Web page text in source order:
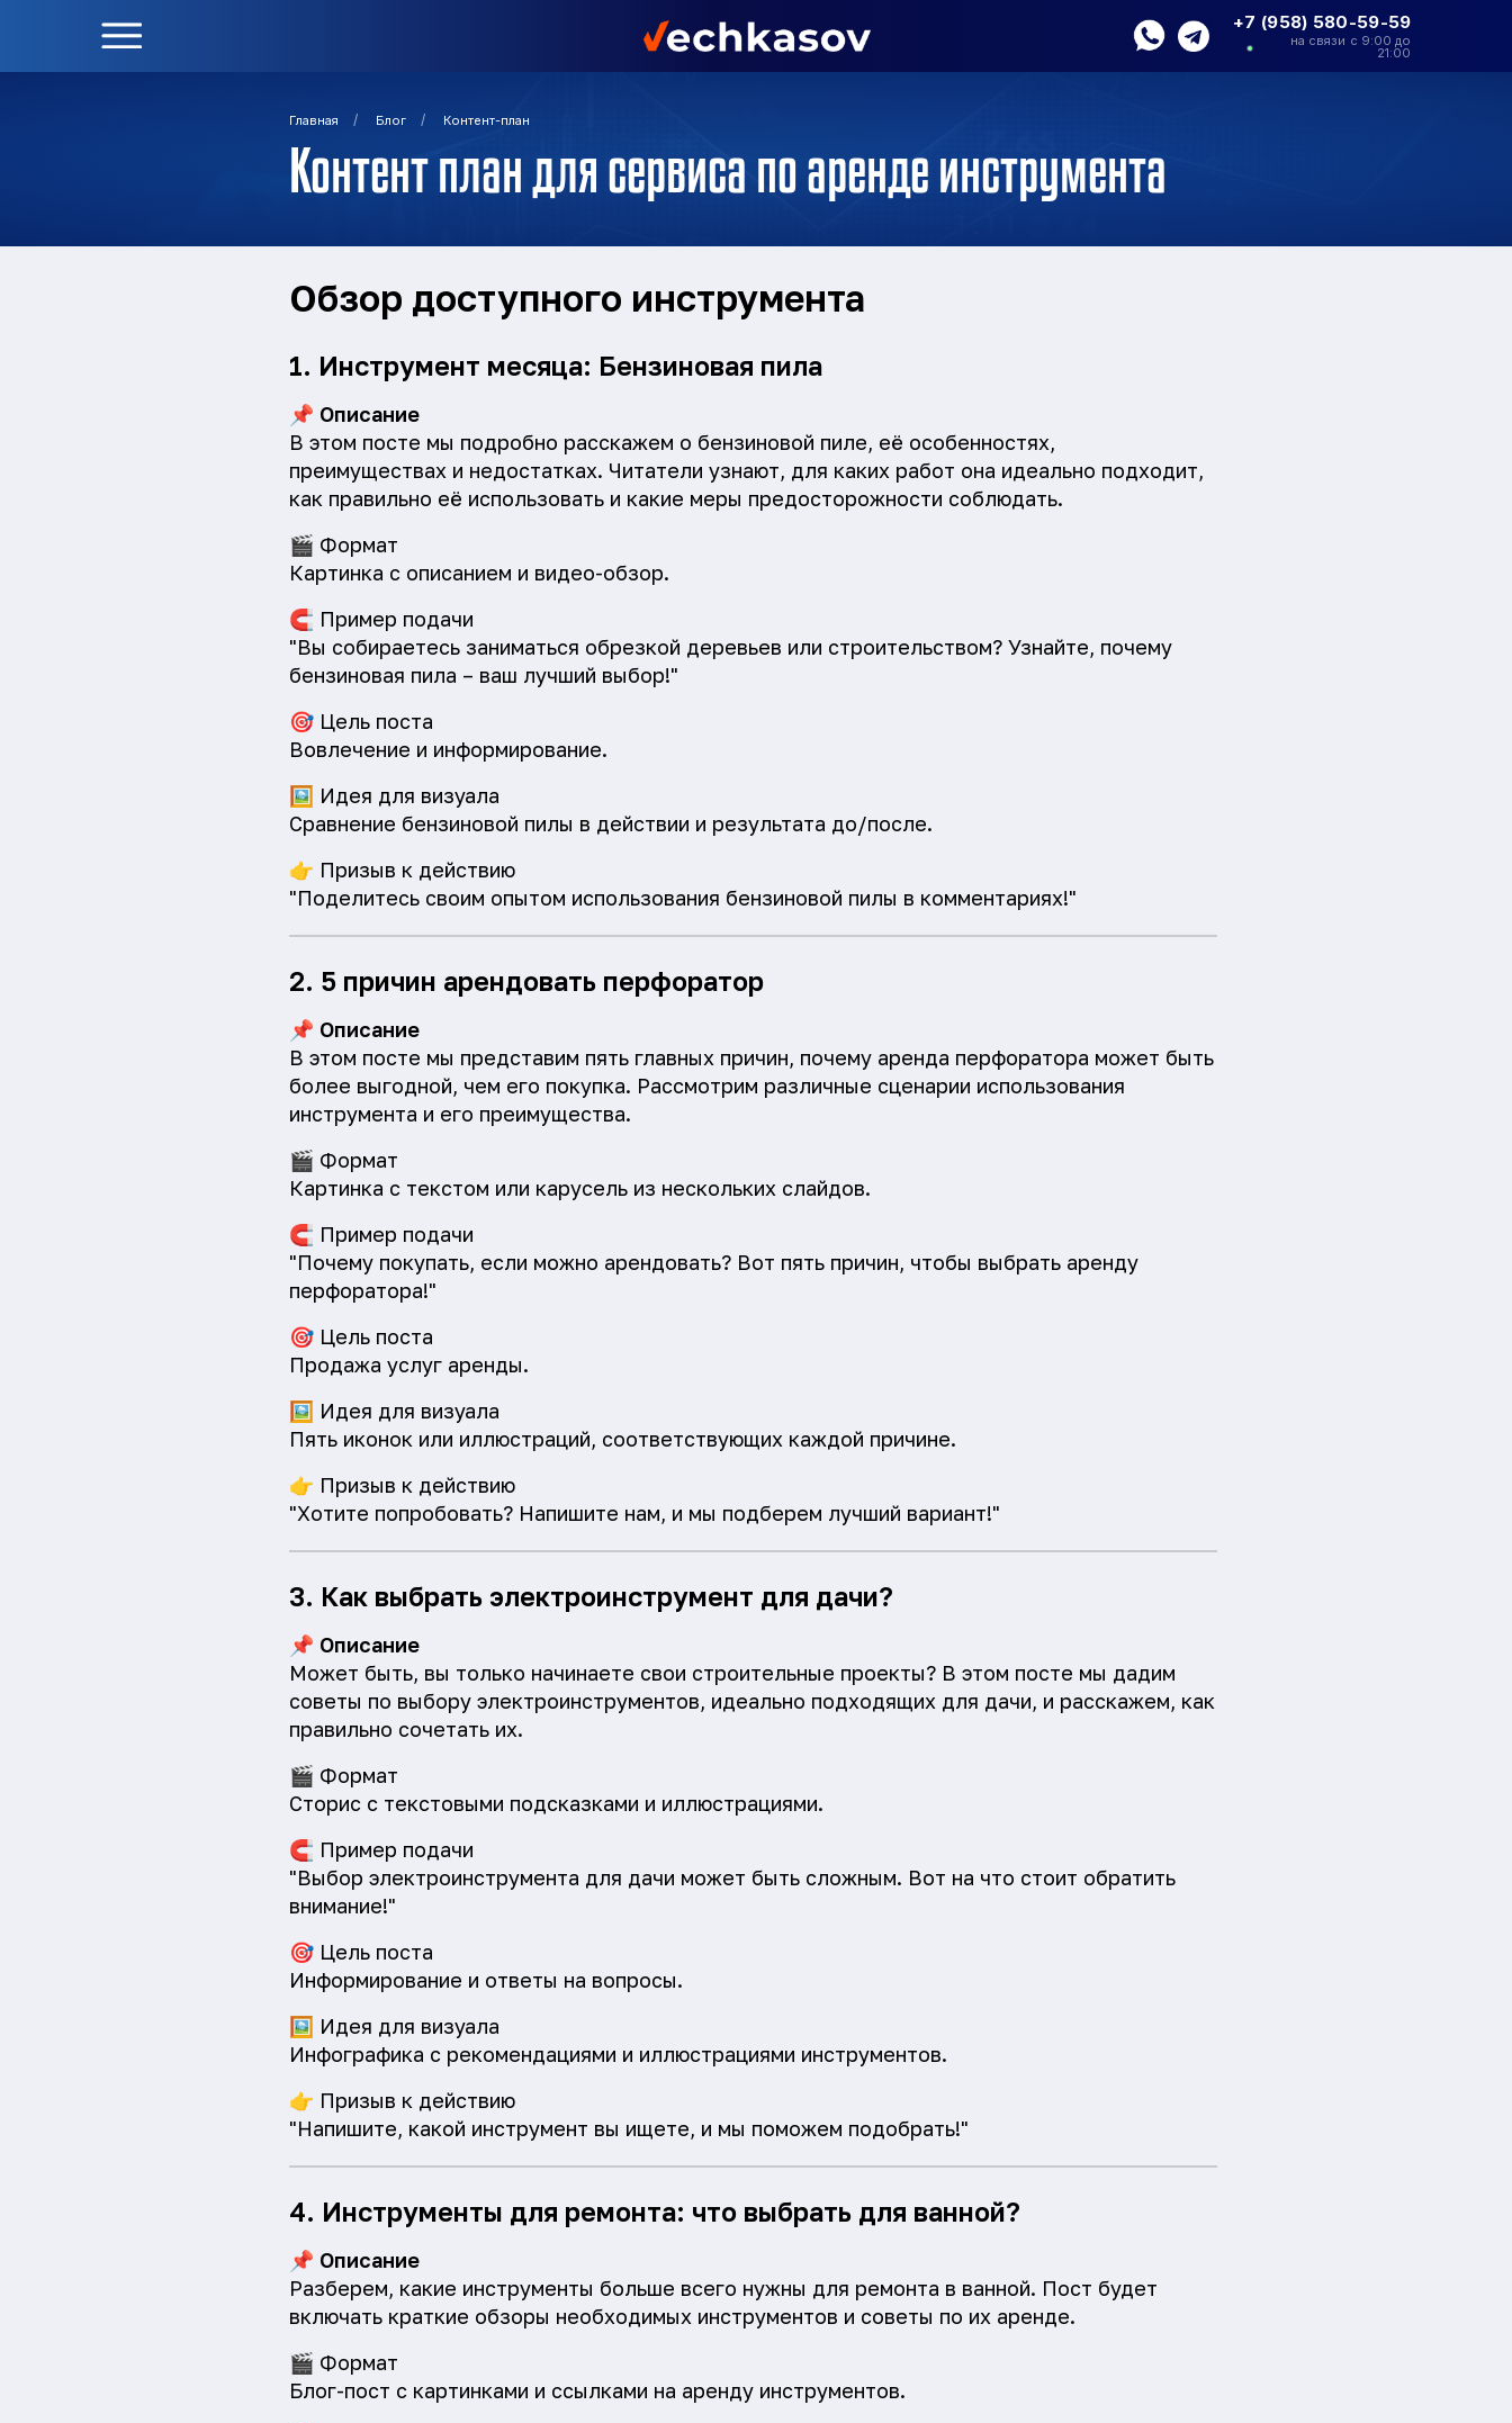
+7 (958) 580-59-59
на связи с 9:00 до
21:00
Главная / Блог / Контент-план
Контент план для сервиса по аренде инструмента
Обзор доступного инструмента
1. Инструмент месяца: Бензиновая пила
📌 Описание
В этом посте мы подробно расскажем о бензиновой пиле, её особенностях,
преимуществах и недостатках. Читатели узнают, для каких работ она идеально подходит,
как правильно её использовать и какие меры предосторожности соблюдать.
🎬 Формат
Картинка с описанием и видео-обзор.
🧲 Пример подачи
"Вы собираетесь заниматься обрезкой деревьев или строительством? Узнайте, почему
бензиновая пила – ваш лучший выбор!"
🎯 Цель поста
Вовлечение и информирование.
🖼️ Идея для визуала
Сравнение бензиновой пилы в действии и результата до/после.
👉 Призыв к действию
"Поделитесь своим опытом использования бензиновой пилы в комментариях!"
2. 5 причин арендовать перфоратор
📌 Описание
В этом посте мы представим пять главных причин, почему аренда перфоратора может быть
более выгодной, чем его покупка. Рассмотрим различные сценарии использования
инструмента и его преимущества.
🎬 Формат
Картинка с текстом или карусель из нескольких слайдов.
🧲 Пример подачи
"Почему покупать, если можно арендовать? Вот пять причин, чтобы выбрать аренду
перфоратора!"
🎯 Цель поста
Продажа услуг аренды.
🖼️ Идея для визуала
Пять иконок или иллюстраций, соответствующих каждой причине.
👉 Призыв к действию
"Хотите попробовать? Напишите нам, и мы подберем лучший вариант!"
3. Как выбрать электроинструмент для дачи?
📌 Описание
Может быть, вы только начинаете свои строительные проекты? В этом посте мы дадим
советы по выбору электроинструментов, идеально подходящих для дачи, и расскажем, как
правильно сочетать их.
🎬 Формат
Сторис с текстовыми подсказками и иллюстрациями.
🧲 Пример подачи
"Выбор электроинструмента для дачи может быть сложным. Вот на что стоит обратить
внимание!"
🎯 Цель поста
Информирование и ответы на вопросы.
🖼️ Идея для визуала
Инфографика с рекомендациями и иллюстрациями инструментов.
👉 Призыв к действию
"Напишите, какой инструмент вы ищете, и мы поможем подобрать!"
4. Инструменты для ремонта: что выбрать для ванной?
📌 Описание
Разберем, какие инструменты больше всего нужны для ремонта в ванной. Пост будет
включать краткие обзоры необходимых инструментов и советы по их аренде.
🎬 Формат
Блог-пост с картинками и ссылками на аренду инструментов.